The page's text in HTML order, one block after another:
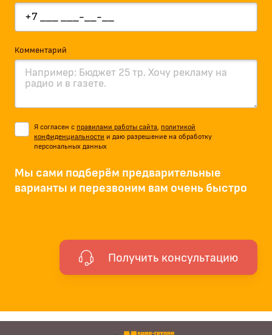
Комментарий
Я согласен с правилами работы сайта, политикой
конфиденциальности и даю разрешение на обработку
персональных данных
Мы сами подберём предварительные
варианты и перезвоним вам очень быстро
Получить консультацию